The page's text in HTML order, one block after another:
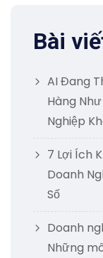
Bài
AI Đang
Hàng
Nghiệp
7 Lợi Ích
Doanh
Số
Doanh
Những